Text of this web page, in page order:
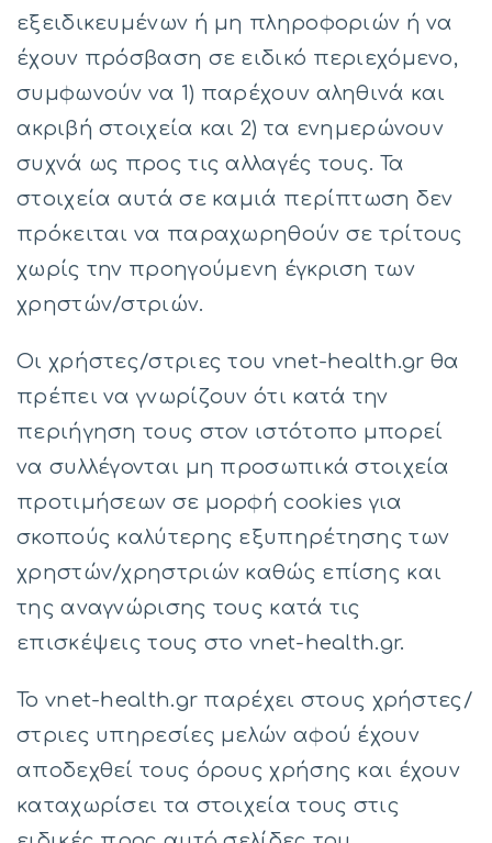
εξειδικευμένων ή μη πληροφοριών ή να
έχουν πρόσβαση σε ειδικό περιεχόμενο,
συμφωνούν να 1) παρέχουν αληθινά και
ακριβή στοιχεία και 2) τα ενημερώνουν
συχνά ως προς τις αλλαγές τους. Τα
στοιχεία αυτά σε καμιά περίπτωση δεν
πρόκειται να παραχωρηθούν σε τρίτους
χωρίς την προηγούμενη έγκριση των
χρηστών/στριών.
Οι χρήστες/στριες του vnet-health.gr θα
πρέπει να γνωρίζουν ότι κατά την
περιήγηση τους στον ιστότοπο μπορεί
να συλλέγονται μη προσωπικά στοιχεία
προτιμήσεων σε μορφή cookies για
σκοπούς καλύτερης εξυπηρέτησης των
χρηστών/χρηστριών καθώς επίσης και
της αναγνώρισης τους κατά τις
επισκέψεις τους στο vnet-health.gr.
Το vnet-health.gr παρέχει στους χρήστες/
στριες υπηρεσίες μελών αφού έχουν
αποδεχθεί τους όρους χρήσης και έχουν
καταχωρίσει τα στοιχεία τους στις